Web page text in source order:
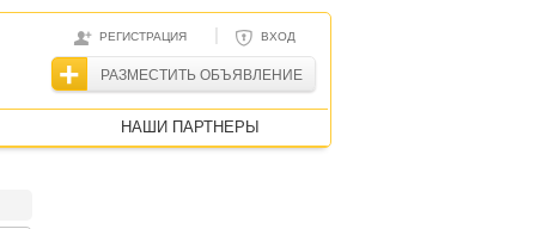
РЕГИСТРАЦИЯ | ВХОД
РАЗМЕСТИТЬ ОБЪЯВЛЕНИЕ
НАШИ ПАРТНЕРЫ